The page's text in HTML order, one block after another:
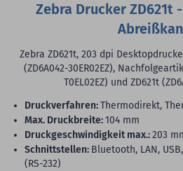
Zebra Drucker ZD621t
Zebra ZD621t, 203 dpi
(ZD6A042-30ER02EZ),
T0EL02EZ) und ZD621t
Druckverfahren:Thermodirekt,
max. Druckbreite:104 mm
Druckgeschwindigkeit max.:203
Schnittstellen: Bluetooth, LAN,
(RS-232)